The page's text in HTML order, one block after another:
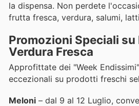
la dispensa. Non perdete
frutta fresca, verdura, salumi,
Promozioni Speciali su
Verdura Fresca
Approfittate dei "Week
eccezionali su prodotti freschi
Meloni – dal 9 al 12 Luglio,